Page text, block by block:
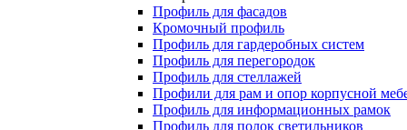
Профиль для фасадов
Кромочный профиль
Профиль для гардеробных систем
Профиль для перегородок
Профиль для стеллажей
Профили для рам и опор корпусной
Профиль для информационных рамок
Профиль для полок светильников